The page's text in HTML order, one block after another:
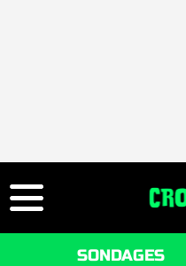
SONDAGES